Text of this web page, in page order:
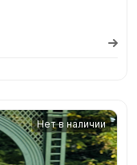
Нет в наличии